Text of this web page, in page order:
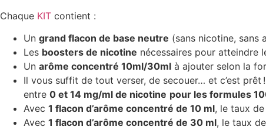
Chaque KIT contient :
Un grand flacon de base neutre (sans nicotine, sans
Les boosters de nicotine nécessaires pour atteindre
Un arôme concentré 10ml/30ml à ajouter selon la
Il vous suffit de tout verser, de secouer… et c’est
entre 0 et 14 mg/ml de nicotine pour les formules
Avec 1 flacon d’arôme concentré de 10 ml, le taux
Avec 1 flacon d’arôme concentré de 30 ml, le taux